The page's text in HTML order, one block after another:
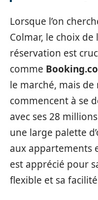
Lorsque l’on
Colmar, le choix
réservation est
comme
le marché, mais
commencent à se
avec ses 28
une large palette
aux appartements
est apprécié pour
flexible et sa